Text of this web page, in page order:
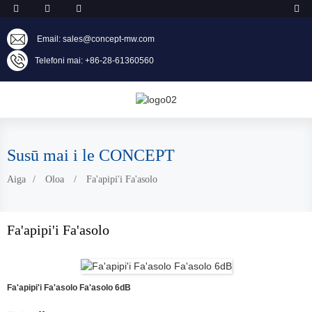
Email: sales@concept-mw.com
Telefoni mai: +86-28-61360560
Susū mai i le CONCEPT
Aiga Oloa Fa'apipi'i Fa'asolo
Fa'apipi'i Fa'asolo
Fa'apipi'i Fa'asolo Fa'asolo 6dB